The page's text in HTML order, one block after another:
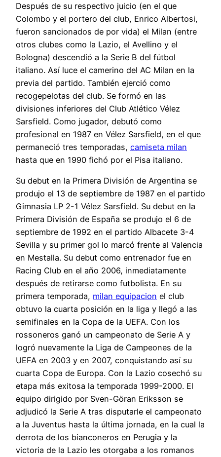
Después de su respectivo juicio (en el que
Colombo y el portero del club, Enrico Albertosi,
fueron sancionados de por vida) el Milan (entre
otros clubes como la Lazio, el Avellino y el
Bologna) descendió a la Serie B del fútbol
italiano. Así luce el camerino del AC Milan en la
previa del partido. También ejerció como
recogepelotas del club. Se formó en las
divisiones inferiores del Club Atlético Vélez
Sarsfield. Como jugador, debutó como
profesional en 1987 en Vélez Sarsfield, en el que
permaneció tres temporadas, camiseta milan
hasta que en 1990 fichó por el Pisa italiano.
Su debut en la Primera División de Argentina se
produjo el 13 de septiembre de 1987 en el partido
Gimnasia LP 2-1 Vélez Sarsfield. Su debut en la
Primera División de España se produjo el 6 de
septiembre de 1992 en el partido Albacete 3-4
Sevilla y su primer gol lo marcó frente al Valencia
en Mestalla. Su debut como entrenador fue en
Racing Club en el año 2006, inmediatamente
después de retirarse como futbolista. En su
primera temporada, milan equipacion el club
obtuvo la cuarta posición en la liga y llegó a las
semifinales en la Copa de la UEFA. Con los
rossoneros ganó un campeonato de Serie A y
logró nuevamente la Liga de Campeones de la
UEFA en 2003 y en 2007, conquistando así su
cuarta Copa de Europa. Con la Lazio cosechó su
etapa más exitosa la temporada 1999-2000. El
equipo dirigido por Sven-Göran Eriksson se
adjudicó la Serie A tras disputarle el campeonato
a la Juventus hasta la última jornada, en la cual la
derrota de los bianconeros en Perugia y la
victoria de la Lazio les otorgaba a los romanos